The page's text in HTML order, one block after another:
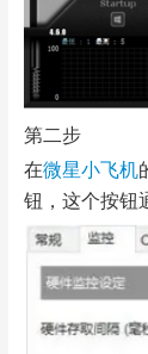
第二步
在微星小飞机
钮，这个按钮